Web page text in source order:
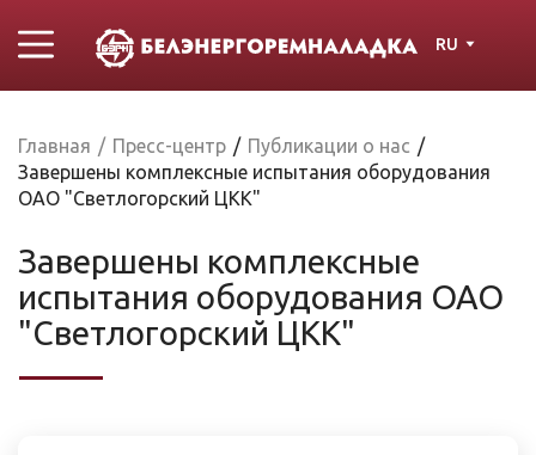
RU
Главная / Пресс-центр / Публикации о нас /
Завершены комплексные испытания оборудования
ОАО "Светлогорский ЦКК"
Завершены комплексные
испытания оборудования ОАО
"Светлогорский ЦКК"